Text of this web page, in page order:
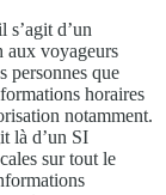
s’agit d’un
aux voyageurs
personnes que
horaires
notamment.
là d’un SI
sur tout le